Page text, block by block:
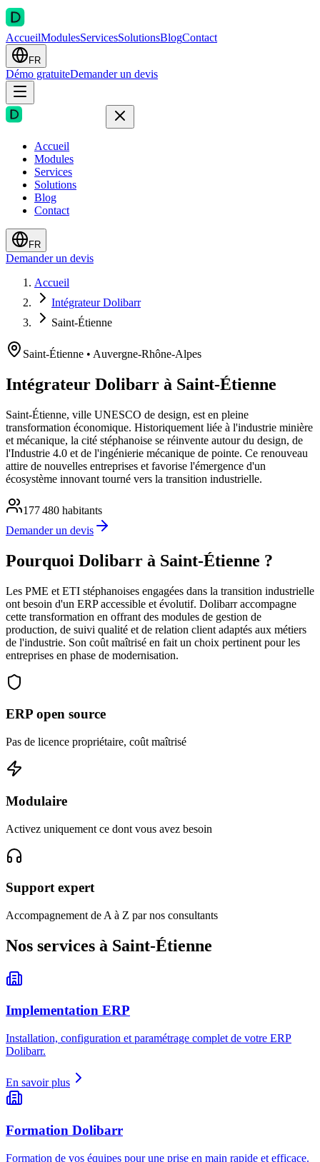
AccueilModulesServicesSolutionsBlogContact
FR
Démo gratuiteDemander un devis
Accueil
Modules
Services
Solutions
Blog
Contact
FR
Demander un devis
Accueil
Intégrateur Dolibarr
Saint-Étienne
Saint-Étienne • Auvergne-Rhône-Alpes
Intégrateur Dolibarr à Saint-Étienne
Saint-Étienne, ville UNESCO de design, est en pleine
transformation économique. Historiquement liée à l'industrie minière
et mécanique, la cité stéphanoise se réinvente autour du design, de
l'Industrie 4.0 et de l'ingénierie mécanique de pointe. Ce renouveau
attire de nouvelles entreprises et favorise l'émergence d'un
écosystème innovant tourné vers la transition industrielle.
177 480 habitants
Demander un devis
Pourquoi Dolibarr à Saint-Étienne ?
Les PME et ETI stéphanoises engagées dans la transition industrielle
ont besoin d'un ERP accessible et évolutif. Dolibarr accompagne
cette transformation en offrant des modules de gestion de
production, de suivi qualité et de relation client adaptés aux métiers
de l'industrie. Son coût maîtrisé en fait un choix pertinent pour les
entreprises en phase de modernisation.
ERP open source
Pas de licence propriétaire, coût maîtrisé
Modulaire
Activez uniquement ce dont vous avez besoin
Support expert
Accompagnement de A à Z par nos consultants
Nos services à Saint-Étienne
Implementation ERP
Installation, configuration et paramétrage complet de votre ERP
Dolibarr.
En savoir plus
Formation Dolibarr
Formation de vos équipes pour une prise en main rapide et efficace.